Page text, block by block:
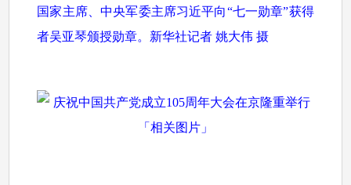
国家主席、中央军委主席习近平向“七一勋章”获得
者吴亚琴颁授勋章。新华社记者 姚大伟 摄